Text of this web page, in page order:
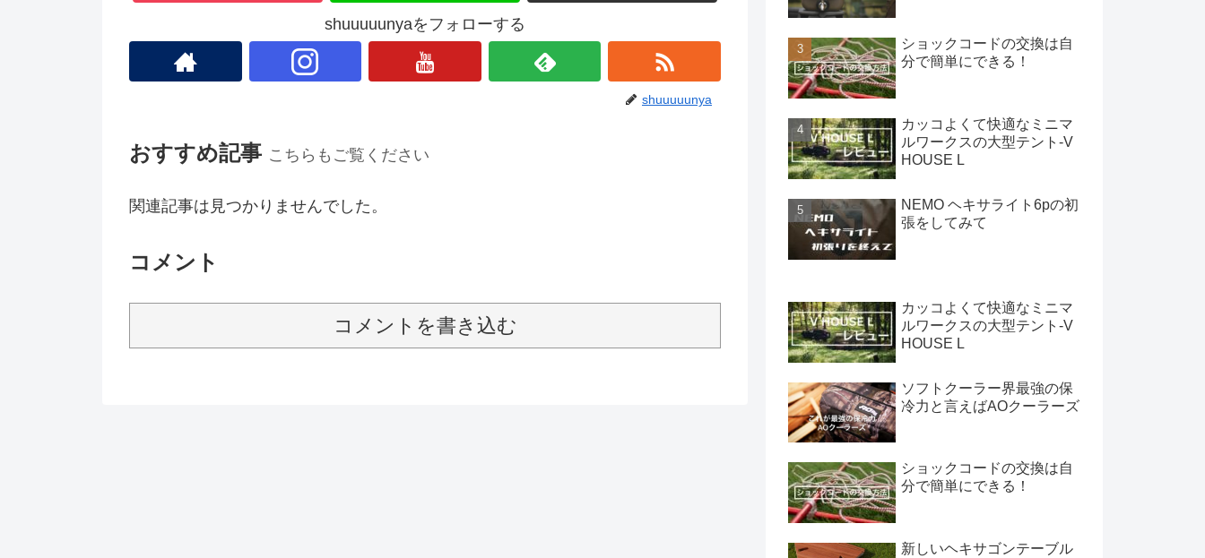
shuuuuunyaをフォローする
shuuuuunya
おすすめ記事 こちらもご覧ください
関連記事は見つかりませんでした。
コメント
コメントを書き込む
ショックコードの交換は自
分で簡単にできる！
カッコよくて快適なミニマ
ルワークスの大型テント-V
HOUSE L
NEMO ヘキサライト6pの初
張をしてみて
カッコよくて快適なミニマ
ルワークスの大型テント-V
HOUSE L
ソフトクーラー界最強の保
冷力と言えばAOクーラーズ
ショックコードの交換は自
分で簡単にできる！
新しいヘキサゴンテーブル